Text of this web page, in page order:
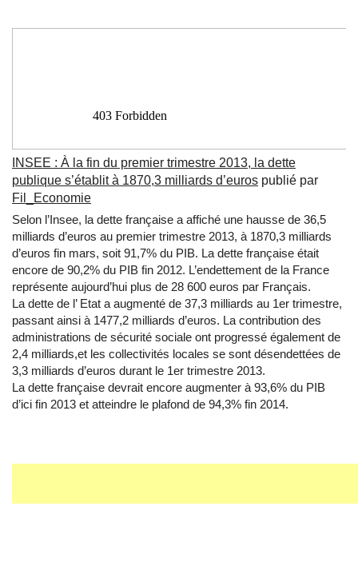
INSEE : À la fin du premier trimestre 2013, la dette
publique s’établit à 1870,3 milliards d’euros publié par
Fil_Economie
Selon l’Insee, la dette française a affiché une hausse de 36,5
milliards d’euros au premier trimestre 2013, à 1870,3 milliards
d’euros fin mars, soit 91,7% du PIB. La dette française était
encore de 90,2% du PIB fin 2012. L’endettement de la France
représente aujourd’hui plus de 28 600 euros par Français.
La dette de l’ Etat a augmenté de 37,3 milliards au 1er trimestre,
passant ainsi à 1477,2 milliards d’euros. La contribution des
administrations de sécurité sociale ont progressé également de
2,4 milliards,et les collectivités locales se sont désendettées de
3,3 milliards d’euros durant le 1er trimestre 2013.
La dette française devrait encore augmenter à 93,6% du PIB
d’ici fin 2013 et atteindre le plafond de 94,3% fin 2014.